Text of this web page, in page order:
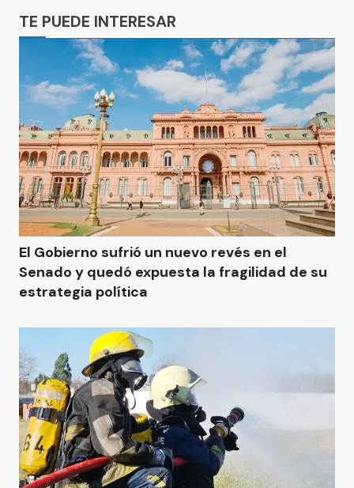
TE PUEDE INTERESAR
El Gobierno sufrió un nuevo revés en el
Senado y quedó expuesta la fragilidad de su
estrategia política